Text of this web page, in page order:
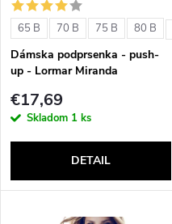
e
p
r
d
s
p
r
o
d
65 B 70 B 75 B 80 B
Dámska podprsenka - push-
up - Lormar Miranda
€17,69
Skladom 1 ks
DETAIL